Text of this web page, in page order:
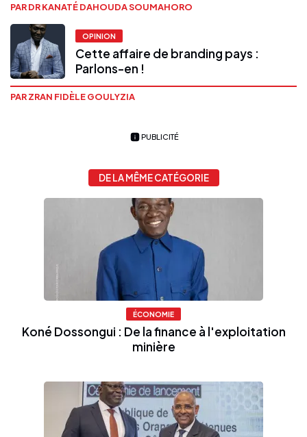
PAR DR KANATÉ DAHOUDA SOUMAHORO
OPINION
Cette affaire de branding pays :
Parlons-en !
PAR ZRAN FIDÈLE GOULYZIA
PUBLICITÉ
DE LA MÊME CATÉGORIE
ÉCONOMIE
Koné Dossongui : De la finance à l'exploitation
minière